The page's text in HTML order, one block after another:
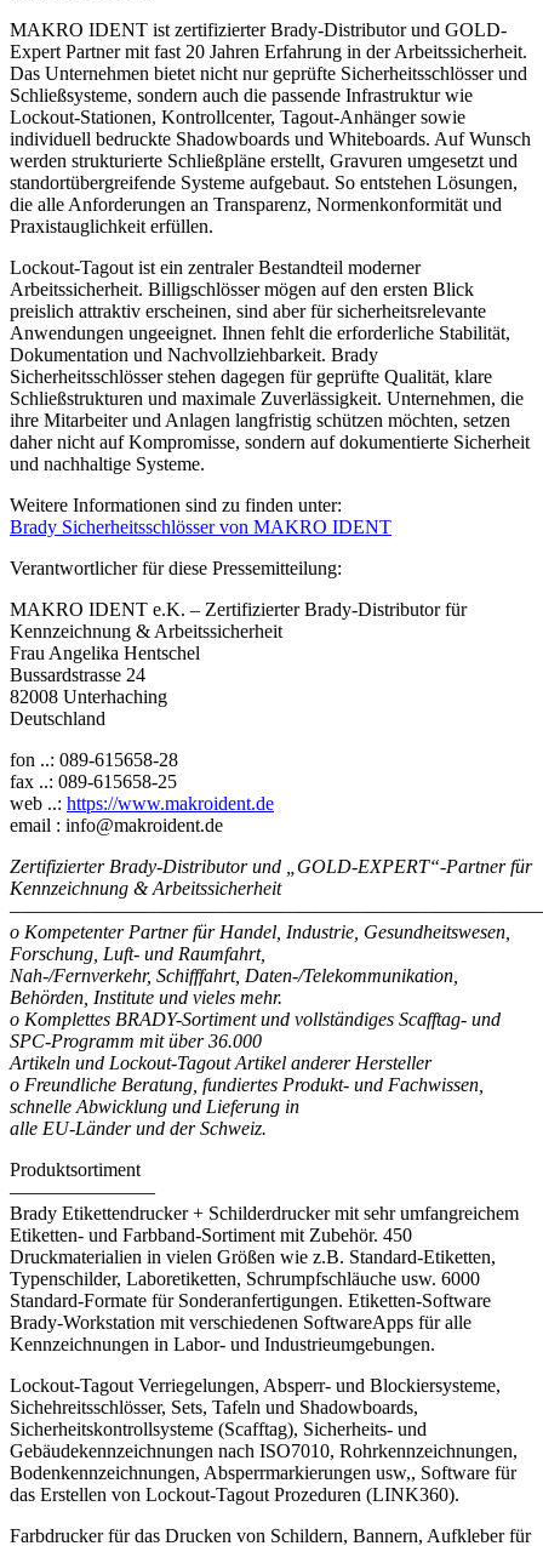
MAKRO IDENT ist zertifizierter Brady-Distributor und GOLD-
Expert Partner mit fast 20 Jahren Erfahrung in der Arbeitssicherheit.
Das Unternehmen bietet nicht nur geprüfte Sicherheitsschlösser und
Schließsysteme, sondern auch die passende Infrastruktur wie
Lockout-Stationen, Kontrollcenter, Tagout-Anhänger sowie
individuell bedruckte Shadowboards und Whiteboards. Auf Wunsch
werden strukturierte Schließpläne erstellt, Gravuren umgesetzt und
standortübergreifende Systeme aufgebaut. So entstehen Lösungen,
die alle Anforderungen an Transparenz, Normenkonformität und
Praxistauglichkeit erfüllen.
Lockout-Tagout ist ein zentraler Bestandteil moderner
Arbeitssicherheit. Billigschlösser mögen auf den ersten Blick
preislich attraktiv erscheinen, sind aber für sicherheitsrelevante
Anwendungen ungeeignet. Ihnen fehlt die erforderliche Stabilität,
Dokumentation und Nachvollziehbarkeit. Brady
Sicherheitsschlösser stehen dagegen für geprüfte Qualität, klare
Schließstrukturen und maximale Zuverlässigkeit. Unternehmen, die
ihre Mitarbeiter und Anlagen langfristig schützen möchten, setzen
daher nicht auf Kompromisse, sondern auf dokumentierte Sicherheit
und nachhaltige Systeme.
Weitere Informationen sind zu finden unter:
Brady Sicherheitsschlösser von MAKRO IDENT
Verantwortlicher für diese Pressemitteilung:
MAKRO IDENT e.K. – Zertifizierter Brady-Distributor für
Kennzeichnung & Arbeitssicherheit
Frau Angelika Hentschel
Bussardstrasse 24
82008 Unterhaching
Deutschland
fon ..: 089-615658-28
fax ..: 089-615658-25
web ..: https://www.makroident.de
email : info@makroident.de
Zertifizierter Brady-Distributor und „GOLD-EXPERT“-Partner für
Kennzeichnung & Arbeitssicherheit
o Kompetenter Partner für Handel, Industrie, Gesundheitswesen,
Forschung, Luft- und Raumfahrt,
Nah-/Fernverkehr, Schifffahrt, Daten-/Telekommunikation,
Behörden, Institute und vieles mehr.
o Komplettes BRADY-Sortiment und vollständiges Scafftag- und
SPC-Programm mit über 36.000
Artikeln und Lockout-Tagout Artikel anderer Hersteller
o Freundliche Beratung, fundiertes Produkt- und Fachwissen,
schnelle Abwicklung und Lieferung in
alle EU-Länder und der Schweiz.
Produktsortiment
———————–
Brady Etikettendrucker + Schilderdrucker mit sehr umfangreichem
Etiketten- und Farbband-Sortiment mit Zubehör. 450
Druckmaterialien in vielen Größen wie z.B. Standard-Etiketten,
Typenschilder, Laboretiketten, Schrumpfschläuche usw. 6000
Standard-Formate für Sonderanfertigungen. Etiketten-Software
Brady-Workstation mit verschiedenen SoftwareApps für alle
Kennzeichnungen in Labor- und Industrieumgebungen.
Lockout-Tagout Verriegelungen, Absperr- und Blockiersysteme,
Sichehreitsschlösser, Sets, Tafeln und Shadowboards,
Sicherheitskontrollsysteme (Scafftag), Sicherheits- und
Gebäudekennzeichnungen nach ISO7010, Rohrkennzeichnungen,
Bodenkennzeichnungen, Absperrmarkierungen usw,, Software für
das Erstellen von Lockout-Tagout Prozeduren (LINK360).
Farbdrucker für das Drucken von Schildern, Bannern, Aufkleber für